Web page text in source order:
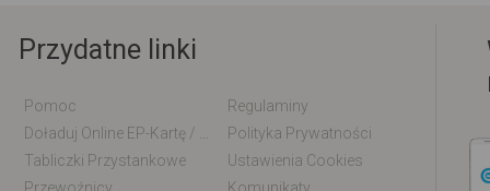
Przydatne linki
Pomoc
Regulaminy
Polityka Prywatności
Tabliczki Przystankowe
Ustawienia Cookies